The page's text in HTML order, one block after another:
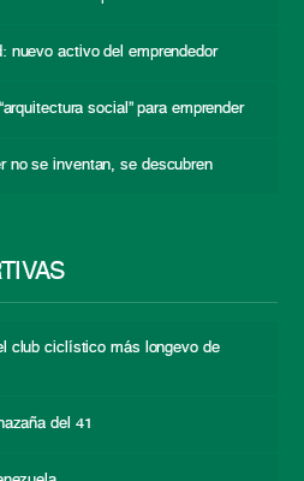
nuevo activo del emprendedor
social” para emprender
no se inventan, se descubren
club ciclístico más longevo de
del 41